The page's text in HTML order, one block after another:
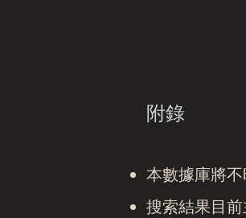
附錄
本數據庫將
搜索結果目